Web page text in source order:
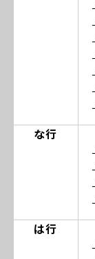
な行
は行